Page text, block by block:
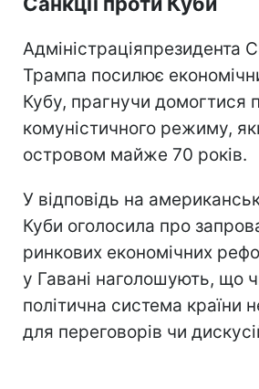
Трампа посилює
Кубу, прагнучи домогтися
комуністичного режиму,
островом майже 70 років.
У відповідь на
Куби оголосила про
ринкових економічних
у Гавані наголошують, що
політична система країни
для переговорів чи